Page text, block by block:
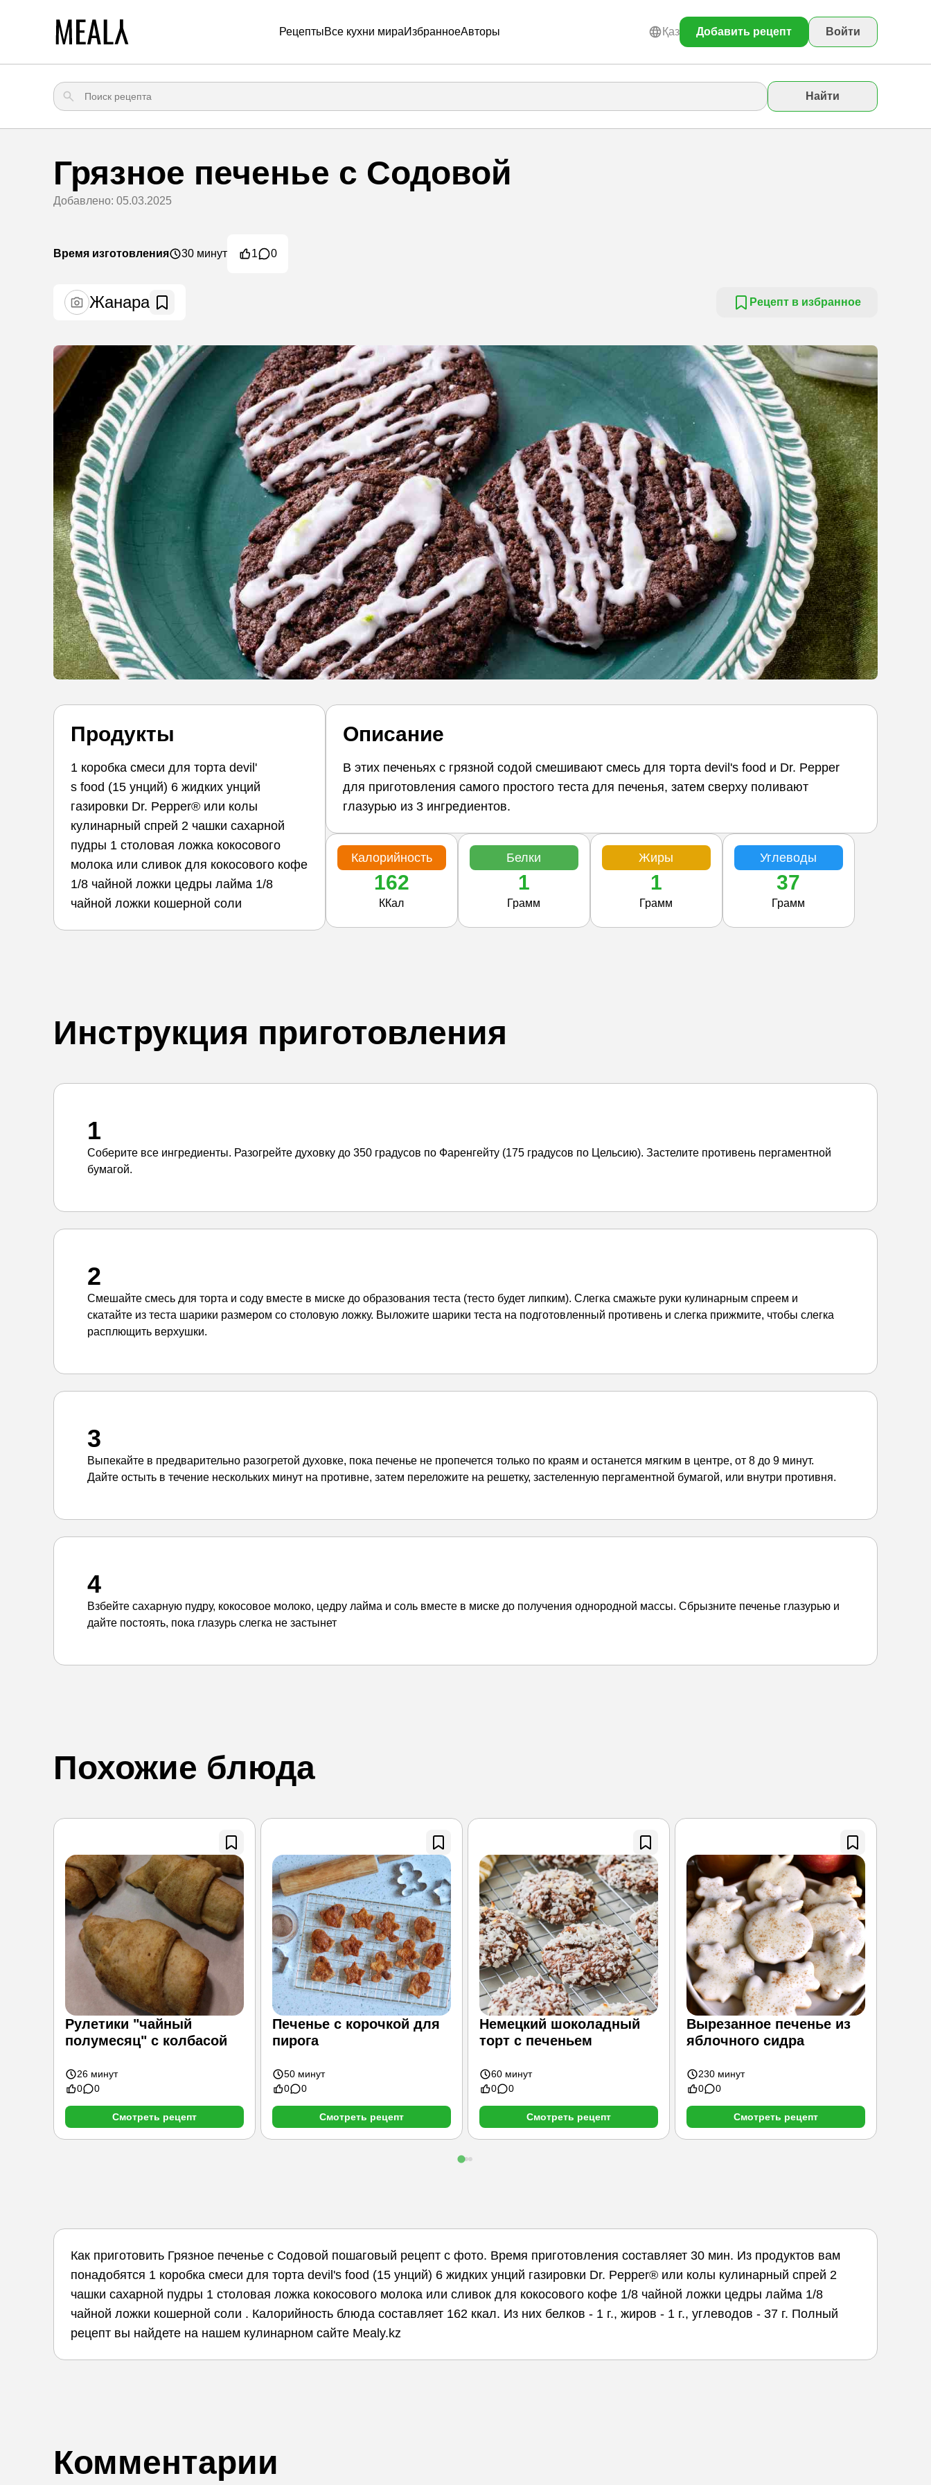
РецептыВсе кухни мираИзбранноеАвторы Қаз Добавить рецепт Войти
Найти
Грязное печенье с Содовой
Добавлено: 05.03.2025
1 0
Время изготовления 30 минут
Жанара Рецепт в избранное
Продукты
1 коробка смеси для торта devil'
s food (15 унций) 6 жидких унций
газировки Dr. Pepper® или колы
кулинарный спрей 2 чашки сахарной
пудры 1 столовая ложка кокосового
молока или сливок для кокосового кофе
1/8 чайной ложки цедры лайма 1/8
чайной ложки кошерной соли
Описание
В этих печеньях с грязной содой смешивают смесь для торта devil's food и Dr. Pepper
для приготовления самого простого теста для печенья, затем сверху поливают
глазурью из 3 ингредиентов.
Калорийность
162
ККал
Белки
1
Грамм
Жиры
1
Грамм
Углеводы
37
Грамм
Инструкция приготовления
1
Соберите все ингредиенты. Разогрейте духовку до 350 градусов по Фаренгейту (175 градусов по Цельсию). Застелите противень пергаментной
бумагой.
2
Смешайте смесь для торта и соду вместе в миске до образования теста (тесто будет липким). Слегка смажьте руки кулинарным спреем и
скатайте из теста шарики размером со столовую ложку. Выложите шарики теста на подготовленный противень и слегка прижмите, чтобы слегка
расплющить верхушки.
3
Выпекайте в предварительно разогретой духовке, пока печенье не пропечется только по краям и останется мягким в центре, от 8 до 9 минут.
Дайте остыть в течение нескольких минут на противне, затем переложите на решетку, застеленную пергаментной бумагой, или внутри противня.
4
Взбейте сахарную пудру, кокосовое молоко, цедру лайма и соль вместе в миске до получения однородной массы. Сбрызните печенье глазурью и
дайте постоять, пока глазурь слегка не застынет
Похожие блюда
Рулетики "чайный
полумесяц" с колбасой
26 минут
0
0
Смотреть рецепт
Печенье с корочкой для
пирога
50 минут
0
0
Смотреть рецепт
Немецкий шоколадный
торт с печеньем
60 минут
0
0
Смотреть рецепт
Вырезанное печенье из
яблочного сидра
230 минут
0
0
Смотреть рецепт
Как приготовить Грязное печенье с Содовой пошаговый рецепт с фото. Время приготовления составляет 30 мин. Из продуктов вам
понадобятся 1 коробка смеси для торта devil's food (15 унций) 6 жидких унций газировки Dr. Pepper® или колы кулинарный спрей 2
чашки сахарной пудры 1 столовая ложка кокосового молока или сливок для кокосового кофе 1/8 чайной ложки цедры лайма 1/8
чайной ложки кошерной соли . Калорийность блюда составляет 162 ккал. Из них белков - 1 г., жиров - 1 г., углеводов - 37 г. Полный
рецепт вы найдете на нашем кулинарном сайте Mealy.kz
Комментарии